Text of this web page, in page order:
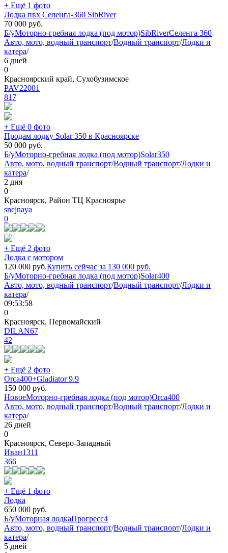
+ Ещё 1 фото
Лодка пвх Селенга-360 SibRiver
70 000 руб.
Б/уМоторно-гребная лодка (под мотор)SibRiverСеленга 360
Авто, мото, водный транспорт/Водный транспорт/Лодки и
катера/
6 дней
0
Красноярский край, Сухобузимское
PAV22001
817
+ Ещё 0 фото
Продам лодку Solar 350 в Красноярске
50 000 руб.
Б/уМоторно-гребная лодка (под мотор)Solar350
Авто, мото, водный транспорт/Водный транспорт/Лодки и
катера/
2 дня
0
Красноярск, Район ТЦ Красноярье
snejnaya
0
+ Ещё 2 фото
Лодка с мотором
120 000 руб.Купить сейчас за 130 000 руб.
Б/уМоторно-гребная лодка (под мотор)Solar400
Авто, мото, водный транспорт/Водный транспорт/Лодки и
катера/
09:53:58
0
Красноярск, Первомайский
DILAN67
42
+ Ещё 2 фото
Orca400+Gladiator 9.9
150 000 руб.
НовоеМоторно-гребная лодка (под мотор)Orca400
Авто, мото, водный транспорт/Водный транспорт/Лодки и
катера/
26 дней
0
Красноярск, Северо-Западный
Иван1311
366
+ Ещё 1 фото
Лодка
650 000 руб.
Б/уМоторная лодкаПрогресс4
Авто, мото, водный транспорт/Водный транспорт/Лодки и
катера/
5 дней